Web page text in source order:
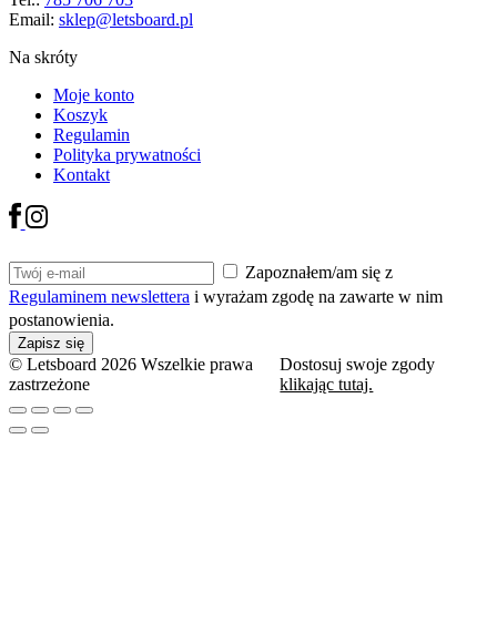
Email: sklep@letsboard.pl
Na skróty
Moje konto
Koszyk
Regulamin
Polityka prywatności
Kontakt
Zapoznałem/am się z
Regulaminem newslettera i wyrażam zgodę na zawarte w nim
postanowienia.
© Letsboard 2026 Wszelkie prawa
zastrzeżone
Dostosuj swoje zgody
klikając tutaj.